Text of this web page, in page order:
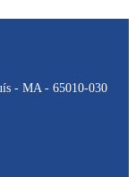
- MA - 65010-030